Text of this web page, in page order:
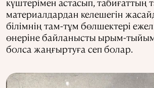
материалдардан келешегін
білімнің там-тұм бөлшектері
өнеріне байланысты ырым-
болса жаңғыртуға сеп болар.